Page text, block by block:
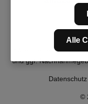
* Alle Preise inkl.
und ggf.
©
Datenschutz
Alle